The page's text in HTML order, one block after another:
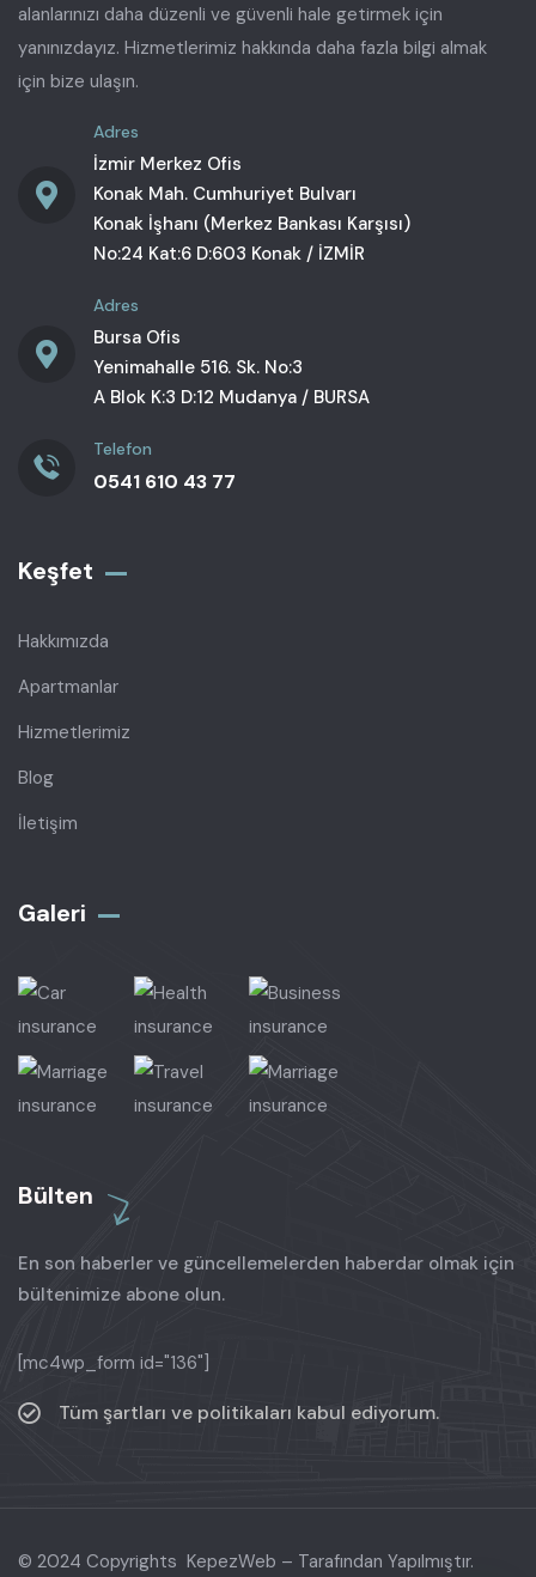
alanlarınızı daha düzenli ve güvenli hale getirmek için
yanınızdayız. Hizmetlerimiz hakkında daha fazla bilgi almak
için bize ulaşın.
Adres
İzmir Merkez Ofis
Konak Mah. Cumhuriyet Bulvarı
Konak İşhanı (Merkez Bankası Karşısı)
No:24 Kat:6 D:603 Konak / İZMİR
Adres
Bursa Ofis
Yenimahalle 516. Sk. No:3
A Blok K:3 D:12 Mudanya / BURSA
Telefon
0541 610 43 77
Keşfet
Hakkımızda
Apartmanlar
Hizmetlerimiz
Blog
İletişim
Galeri
Bülten
En son haberler ve güncellemelerden haberdar olmak için
bültenimize abone olun.
[mc4wp_form id="136"]
Tüm şartları ve politikaları kabul ediyorum.
© 2024 Copyrights KepezWeb – Tarafından Yapılmıştır.